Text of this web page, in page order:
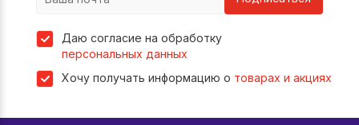
Даю согласие на обработку
персональных данных
Хочу получать информацию о товарах и акциях